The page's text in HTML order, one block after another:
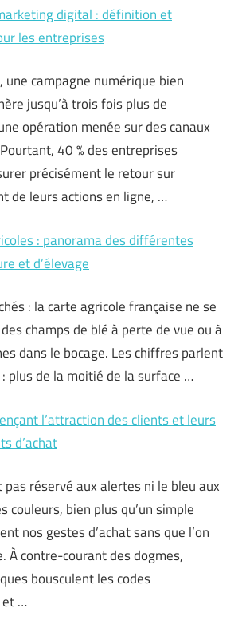
digital : définition et
les entreprises
une campagne numérique bien
jusqu’à trois fois plus de
opération menée sur des canaux
40 % des entreprises
précisément le retour sur
de leurs actions en ligne, …
: panorama des différentes
et d’élevage
: la carte agricole française ne se
champs de blé à perte de vue ou à
dans le bocage. Les chiffres parlent
plus de la moitié de la surface …
l’attraction des clients et leurs
d’achat
pas réservé aux alertes ni le bleu aux
couleurs, bien plus qu’un simple
nos gestes d’achat sans que l’on
À contre-courant des dogmes,
bousculent les codes
et …